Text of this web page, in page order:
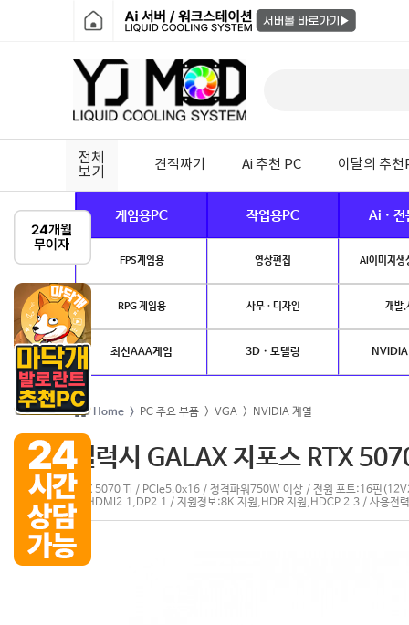
전체
보기
견적짜기 Ai 추천 PC 이달의 추천
게임용PC 작업용PC Ai · 전
FPS게임용 영상편집 AI이미지생
RPG 게임용 사무 · 디자인 개발.
최신AAA게임 3D · 모델링
Home > PC 주요 부품 > VGA > NVIDIA 계열
갤럭시 GALAX 지포스 RTX
RTX 5070 Ti / PCIe5.0x16 / 정격파워750W 이상 / 전원 포트:16핀
자:HDMI2.1,DP2.1 / 지원정보:8K 지원,HDR 지원,HDCP 2.3 / 사용전